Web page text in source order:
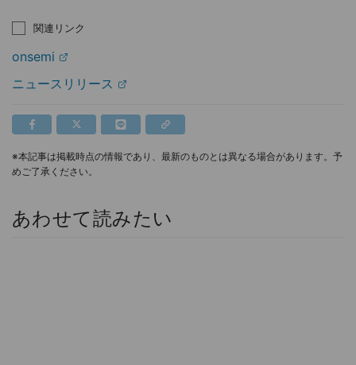
関連リンク
onsemi
ニュースリリース
※本記事は掲載時点の情報であり、最新のものとは異なる場合があります。予
めご了承ください。
あわせて読みたい